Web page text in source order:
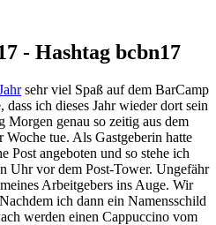
- Hashtag bcbn17
sehr viel Spaß auf dem BarCamp
ich dieses Jahr wieder dort sein
Morgen genau so zeitig aus dem
tue. Als Gastgeberin hatte
Post angeboten und so stehe ich
Uhr vor dem Post-Tower. Ungefähr
Arbeitgebers ins Auge. Wir
ich dann ein Namensschild
werden einen Cappuccino vom